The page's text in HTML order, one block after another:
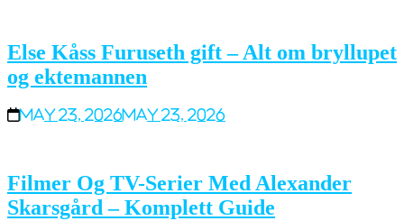
Else Kåss Furuseth gift – Alt om bryllupet
og ektemannen
May 23, 2026May 23, 2026
Filmer Og TV-Serier Med Alexander
Skarsgård – Komplett Guide